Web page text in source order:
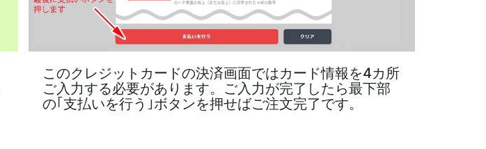
このクレジットカードの決済画面ではカード情報を4カ所
ご入力する必要があります。ご入力が完了したら最下部
の｢支払いを行う｣ボタンを押せばご注文完了です。